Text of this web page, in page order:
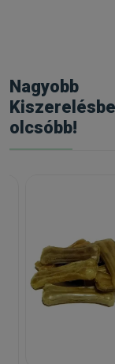
Nagyobb
olcsóbb!